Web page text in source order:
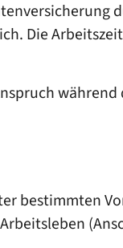
Die
bestimmten